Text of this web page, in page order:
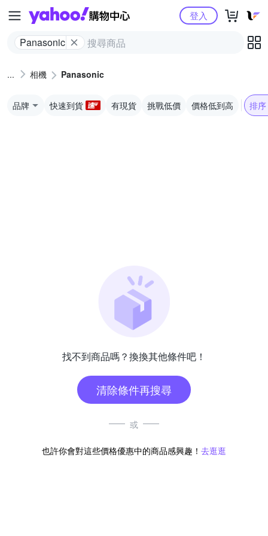
Yahoo購物中心
Panasonic
登入
相機 Panasonic
品牌 快速到貨 有現貨 挑戰低價 價格低到高 排序
找不到商品嗎？換換其他條件吧！
清除條件再搜尋
或
也許你會對這些價格優惠中的商品感興趣！ 去逛逛